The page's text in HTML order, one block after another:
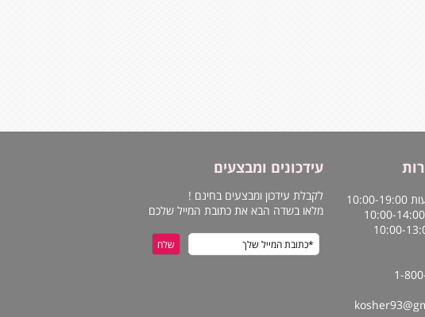
עידכונים ומבצעים
לקבלת עידכון ומבצעים בחינם !
מלאו בשדה הבא את כתובת המייל שלכם